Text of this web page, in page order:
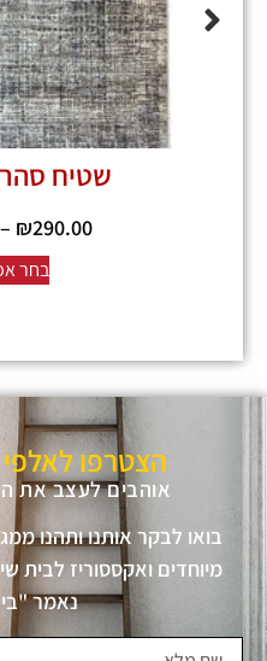
שטיח סהרה
₪290.00
–
בחר
הצטרפו
אוהבים לעצב את
בואו לבקר אותנו ותהנו
מיוחדים ואקססוריז לבית
נאמר